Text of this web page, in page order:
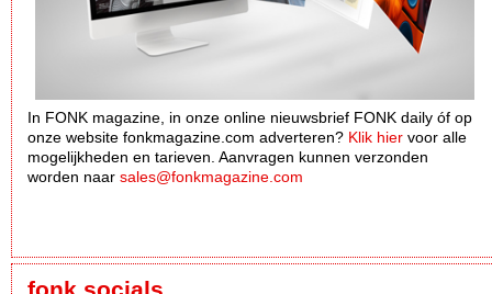
In FONK magazine, in onze online nieuwsbrief FONK daily óf op
onze website fonkmagazine.com adverteren? Klik hier voor alle
mogelijkheden en tarieven. Aanvragen kunnen verzonden
worden naar sales@fonkmagazine.com